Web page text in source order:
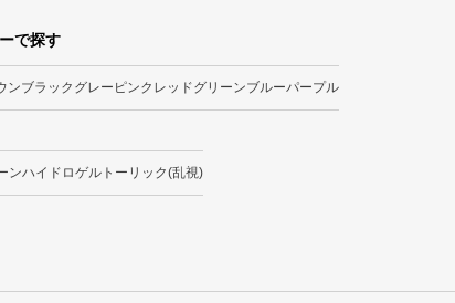
で探す
ンブラック グレー ピンク レッドグリーンブルーパープル
ンハイドロゲル トーリック(乱視)